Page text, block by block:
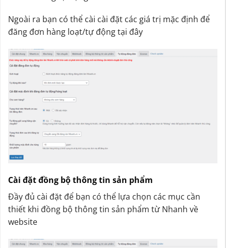
Ngoài ra bạn có thể cài cài đặt các giá trị mặc định để
đăng đơn hàng loạt/tự động tại đây
Cài đặt đồng bộ thông tin sản phẩm
Đầy đủ cài đặt để bạn có thể lựa chọn các mục cần
thiết khi đồng bộ thông tin sản phẩm từ Nhanh về
website